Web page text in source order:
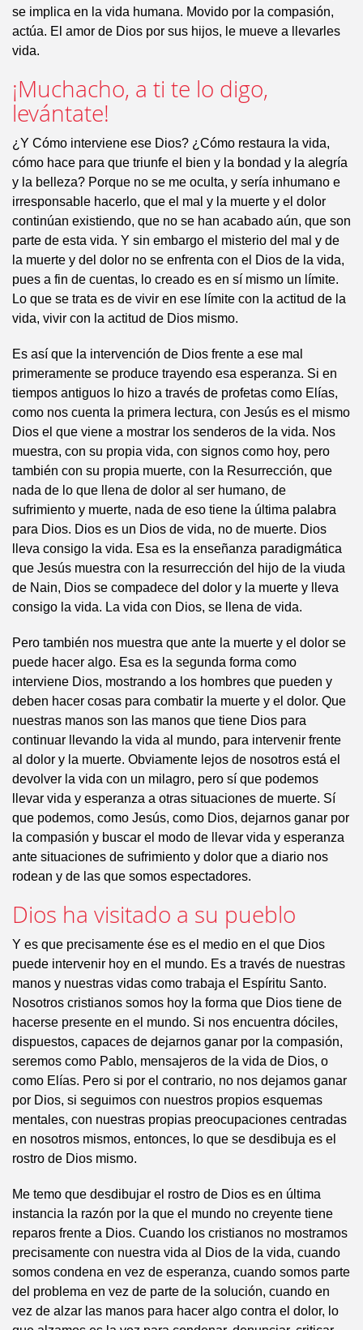
se implica en la vida humana. Movido por la compasión,
actúa. El amor de Dios por sus hijos, le mueve a llevarles
vida.
¡Muchacho, a ti te lo digo,
levántate!
¿Y Cómo interviene ese Dios? ¿Cómo restaura la vida,
cómo hace para que triunfe el bien y la bondad y la alegría
y la belleza? Porque no se me oculta, y sería inhumano e
irresponsable hacerlo, que el mal y la muerte y el dolor
continúan existiendo, que no se han acabado aún, que son
parte de esta vida. Y sin embargo el misterio del mal y de
la muerte y del dolor no se enfrenta con el Dios de la vida,
pues a fin de cuentas, lo creado es en sí mismo un límite.
Lo que se trata es de vivir en ese límite con la actitud de la
vida, vivir con la actitud de Dios mismo.
Es así que la intervención de Dios frente a ese mal
primeramente se produce trayendo esa esperanza. Si en
tiempos antiguos lo hizo a través de profetas como Elías,
como nos cuenta la primera lectura, con Jesús es el mismo
Dios el que viene a mostrar los senderos de la vida. Nos
muestra, con su propia vida, con signos como hoy, pero
también con su propia muerte, con la Resurrección, que
nada de lo que llena de dolor al ser humano, de
sufrimiento y muerte, nada de eso tiene la última palabra
para Dios. Dios es un Dios de vida, no de muerte. Dios
lleva consigo la vida. Esa es la enseñanza paradigmática
que Jesús muestra con la resurrección del hijo de la viuda
de Nain, Dios se compadece del dolor y la muerte y lleva
consigo la vida. La vida con Dios, se llena de vida.
Pero también nos muestra que ante la muerte y el dolor se
puede hacer algo. Esa es la segunda forma como
interviene Dios, mostrando a los hombres que pueden y
deben hacer cosas para combatir la muerte y el dolor. Que
nuestras manos son las manos que tiene Dios para
continuar llevando la vida al mundo, para intervenir frente
al dolor y la muerte. Obviamente lejos de nosotros está el
devolver la vida con un milagro, pero sí que podemos
llevar vida y esperanza a otras situaciones de muerte. Sí
que podemos, como Jesús, como Dios, dejarnos ganar por
la compasión y buscar el modo de llevar vida y esperanza
ante situaciones de sufrimiento y dolor que a diario nos
rodean y de las que somos espectadores.
Dios ha visitado a su pueblo
Y es que precisamente ése es el medio en el que Dios
puede intervenir hoy en el mundo. Es a través de nuestras
manos y nuestras vidas como trabaja el Espíritu Santo.
Nosotros cristianos somos hoy la forma que Dios tiene de
hacerse presente en el mundo. Si nos encuentra dóciles,
dispuestos, capaces de dejarnos ganar por la compasión,
seremos como Pablo, mensajeros de la vida de Dios, o
como Elías. Pero si por el contrario, no nos dejamos ganar
por Dios, si seguimos con nuestros propios esquemas
mentales, con nuestras propias preocupaciones centradas
en nosotros mismos, entonces, lo que se desdibuja es el
rostro de Dios mismo.
Me temo que desdibujar el rostro de Dios es en última
instancia la razón por la que el mundo no creyente tiene
reparos frente a Dios. Cuando los cristianos no mostramos
precisamente con nuestra vida al Dios de la vida, cuando
somos condena en vez de esperanza, cuando somos parte
del problema en vez de parte de la solución, cuando en
vez de alzar las manos para hacer algo contra el dolor, lo